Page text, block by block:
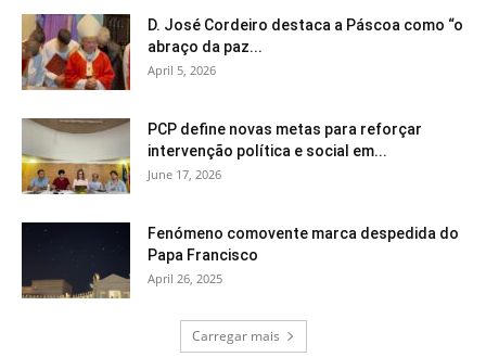
D. José Cordeiro destaca a Páscoa como “o
abraço da paz...
April 5, 2026
PCP define novas metas para reforçar
intervenção política e social em...
June 17, 2026
Fenómeno comovente marca despedida do
Papa Francisco
April 26, 2025
Carregar mais